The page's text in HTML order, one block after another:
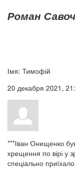
Роман
Імя: Тимофій
20 декабря 2021,
***Іван Онищенко
хрещення по вірі у
спеціально